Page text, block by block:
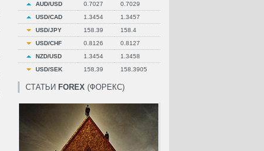
AUD/USD
0.7027
0.7029
USD/CAD
1.3454
1.3457
USD/JPY
158.39
158.4
USD/CHF
0.8126
0.8127
NZD/USD
1.3454
1.3458
USD/SEK
158.39 158.3905
СТАТЬИ FOREX (ФОРЕКС)